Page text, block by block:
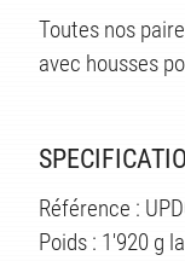
Toutes nos
avec housses
Référence :
Poids : 1'920 g